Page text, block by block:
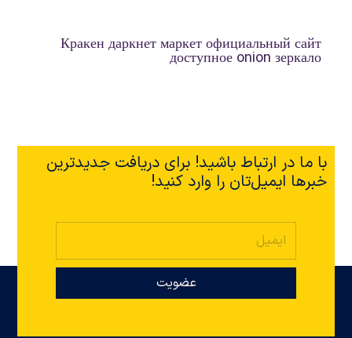
Кракен даркнет маркет официальный сайт
доступное onion зеркало
با ما در ارتباط باشید! برای دریافت جدیدترین
خبرها ایمیل‌تان را وارد کنید!
عضویت